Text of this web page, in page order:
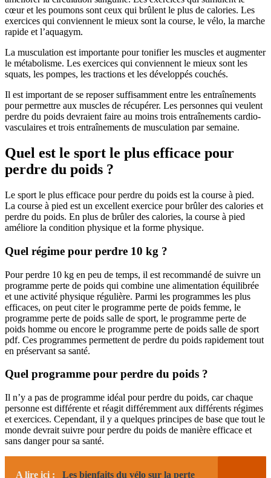
cœur et les poumons sont ceux qui brûlent le plus de calories. Les
exercices qui conviennent le mieux sont la course, le vélo, la marche
rapide et l’aquagym.
La musculation est importante pour tonifier les muscles et augmenter
le métabolisme. Les exercices qui conviennent le mieux sont les
squats, les pompes, les tractions et les développés couchés.
Il est important de se reposer suffisamment entre les entraînements
pour permettre aux muscles de récupérer. Les personnes qui veulent
perdre du poids devraient faire au moins trois entraînements cardio-
vasculaires et trois entraînements de musculation par semaine.
Quel est le sport le plus efficace pour
perdre du poids ?
Le sport le plus efficace pour perdre du poids est la course à pied.
La course à pied est un excellent exercice pour brûler des calories et
perdre du poids. En plus de brûler des calories, la course à pied
améliore la condition physique et la forme physique.
Quel régime pour perdre 10 kg ?
Pour perdre 10 kg en peu de temps, il est recommandé de suivre un
programme perte de poids qui combine une alimentation équilibrée
et une activité physique régulière. Parmi les programmes les plus
efficaces, on peut citer le programme perte de poids femme, le
programme perte de poids salle de sport, le programme perte de
poids homme ou encore le programme perte de poids salle de sport
pdf. Ces programmes permettent de perdre du poids rapidement tout
en préservant sa santé.
Quel programme pour perdre du poids ?
Il n’y a pas de programme idéal pour perdre du poids, car chaque
personne est différente et réagit différemment aux différents régimes
et exercices. Cependant, il y a quelques principes de base que tout le
monde devrait suivre pour perdre du poids de manière efficace et
sans danger pour sa santé.
A lire ici : Les bienfaits du vélo sur la perte